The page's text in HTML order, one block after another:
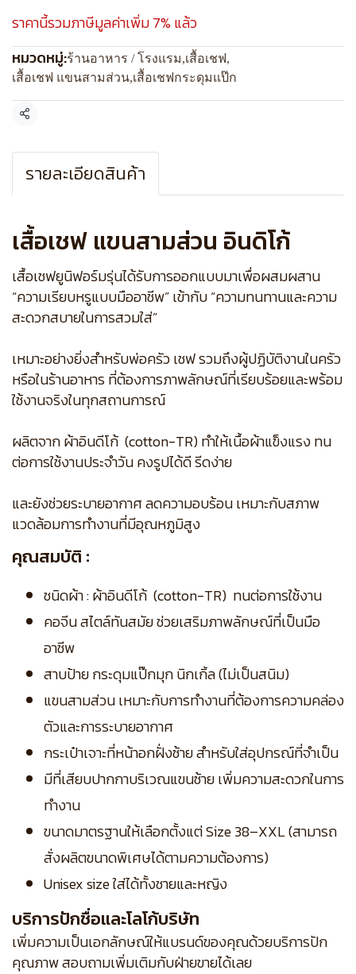
ราคานี้รวมภาษีมูลค่าเพิ่ม 7% แล้ว
หมวดหมู่:ร้านอาหาร / โรงแรม,เสื้อเชฟ,
เสื้อเชฟ แขนสามส่วน,เสื้อเชฟกระดุมแป๊ก
แชร์
รายละเอียดสินค้า
เสื้อเชฟ แขนสามส่วน อินดิโก้
เสื้อเชฟยูนิฟอร์มรุ่นได้รับการออกแบบมาเพื่อผสมผสาน
“ความเรียบหรูแบบมืออาชีพ” เข้ากับ “ความทนทานและความ
สะดวกสบายในการสวมใส่”
เหมาะอย่างยิ่งสำหรับพ่อครัว เชฟ รวมถึงผู้ปฏิบัติงานในครัว
หรือในร้านอาหาร ที่ต้องการภาพลักษณ์ที่เรียบร้อยและพร้อม
ใช้งานจริงในทุกสถานการณ์
ผลิตจาก ผ้าอินดีโก้ (cotton-TR) ทำให้เนื้อผ้าแข็งแรง ทน
ต่อการใช้งานประจำวัน คงรูปได้ดี รีดง่าย
และยังช่วยระบายอากาศ ลดความอบร้อน เหมาะกับสภาพ
แวดล้อมการทำงานที่มีอุณหภูมิสูง
คุณสมบัติ :
ชนิดผ้า : ผ้าอินดีโก้ (cotton-TR) ทนต่อการใช้งาน
คอจีน สไตล์ทันสมัย ช่วยเสริมภาพลักษณ์ที่เป็นมือ
อาชีพ
สาบป้าย กระดุมแป๊กมุก นิกเกิ้ล (ไม่เป็นสนิม)
แขนสามส่วน เหมาะกับการทำงานที่ต้องการความคล่อง
ตัวและการระบายอากาศ
กระเป๋าเจาะที่หน้าอกฝั่งซ้าย สำหรับใส่อุปกรณ์ที่จำเป็น
มีที่เสียบปากกาบริเวณแขนซ้าย เพิ่มความสะดวกในการ
ทำงาน
ขนาดมาตรฐานให้เลือกตั้งแต่ Size 38–XXL (สามารถ
สั่งผลิตขนาดพิเศษได้ตามความต้องการ)
Unisex size ใส่ได้ทั้งชายและหญิง
บริการปักชื่อและโลโก้บริษัท
เพิ่มความเป็นเอกลักษณ์ให้แบรนด์ของคุณด้วยบริการปัก
คุณภาพ สอบถามเพิ่มเติมกับฝ่ายขายได้เลย